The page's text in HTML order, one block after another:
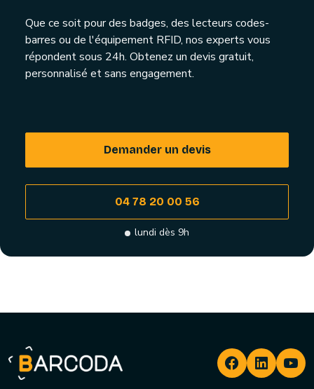
Que ce soit pour des badges, des lecteurs codes-
barres ou de l'équipement RFID, nos experts vous
répondent sous 24h. Obtenez un devis gratuit,
personnalisé et sans engagement.
Demander un devis
04 78 20 00 56
lundi dès 9h